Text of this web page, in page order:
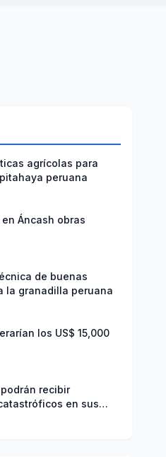
agrícolas para
peruana
Áncash obras
de buenas
la granadilla peruana
los US$ 15,000
recibir
en sus